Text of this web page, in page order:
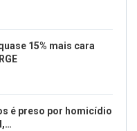
15% mais cara
é preso por homicídio